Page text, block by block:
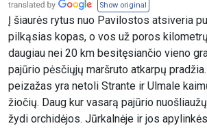
Show original
Į šiaurės rytus nuo Pavilostos atsiveria
pilkąsias kopas, o vos už poros
daugiau nei 20 km besitęsiančio vieno
pajūrio pėsčiųjų maršruto atkarpų
peizažas yra netoli Strante ir Ulmale
žiočių. Daug kur vasarą pajūrio
žydi orchidėjos. Jūrkalnėje ir jos